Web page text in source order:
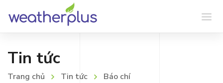
Tin tức
Trang chủ Tin tức Báo chí